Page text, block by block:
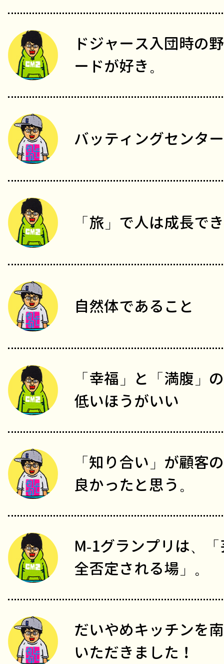
ドジャース入団時の
ードが好き。
バッティングセンタ
「旅」で人は成長で
自然体であること
「幸福」と「満腹」
低いほうがいい
「知り合い」が顧客
良かったと思う。
M-1グランプリは、
全否定される場」。
だいやめキッチンを
いただきました！